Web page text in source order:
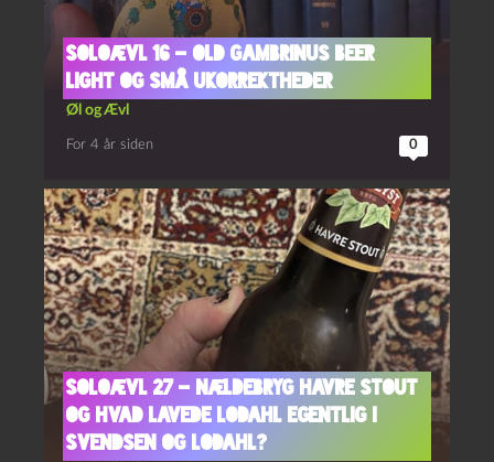
Soloævl 16 – Old Gambrinus Beer
Light og Små Ukorrektheder
Øl og Ævl
For 4 år siden 0
Soloævl 27 – Nældebryg Havre Stout
og Hvad lavede Lodahl egentlig i
Svendsen og Lodahl?